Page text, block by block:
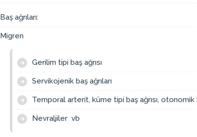
Baş ağrıları:
Migren
Gerilim tipi baş ağrısı
Servikojenik baş ağrıları
Temporal arterit, küme tipi baş ağrısı, otonomik
Nevraljiler vb